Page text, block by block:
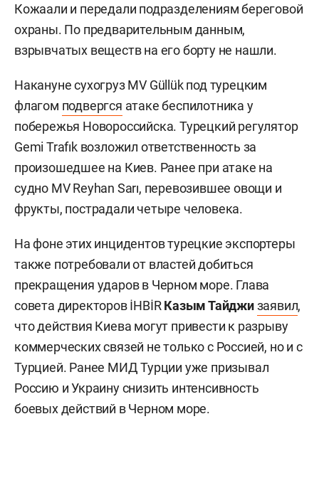
Кожаали и передали подразделениям береговой
охраны. По предварительным данным,
взрывчатых веществ на его борту не нашли.
Накануне сухогруз MV Güllük под турецким
флагом подвергся атаке беспилотника у
побережья Новороссийска. Турецкий регулятор
Gemi Trafık возложил ответственность за
произошедшее на Киев. Ранее при атаке на
судно MV Reyhan Sarı, перевозившее овощи и
фрукты, пострадали четыре человека.
На фоне этих инцидентов турецкие экспортеры
также потребовали от властей добиться
прекращения ударов в Черном море. Глава
совета директоров İHBİRКазым Тайджизаявил,
что действия Киева могут привести к разрыву
коммерческих связей не только с Россией, но и с
Турцией. Ранее МИД Турции уже призывал
Россию и Украину снизить интенсивность
боевых действий в Черном море.